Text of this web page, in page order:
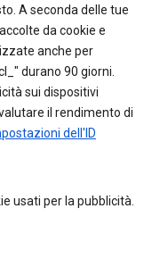
A seconda delle tue
da cookie e
anche per
durano 90 giorni.
sui dispositivi
il rendimento di
dell'ID
usati per la pubblicità.